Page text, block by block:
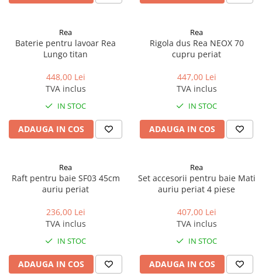
Rea
Baterie pentru lavoar Rea
Lungo titan
448,00 Lei
TVA inclus
IN STOC
ADAUGA IN COS
Rea
Rigola dus Rea NEOX 70
cupru periat
447,00 Lei
TVA inclus
IN STOC
ADAUGA IN COS
Rea
Raft pentru baie SF03 45cm
auriu periat
236,00 Lei
TVA inclus
IN STOC
ADAUGA IN COS
Rea
Set accesorii pentru baie Mati
auriu periat 4 piese
407,00 Lei
TVA inclus
IN STOC
ADAUGA IN COS